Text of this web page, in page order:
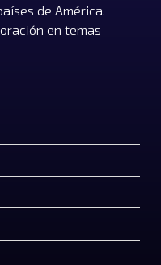
de América,
en temas